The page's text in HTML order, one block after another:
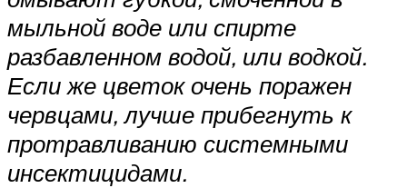
мыльной воде или спирте
разбавленном водой, или водкой.
Если же цветок очень поражен
червцами, лучше прибегнуть к
протравливанию системными
инсектицидами.